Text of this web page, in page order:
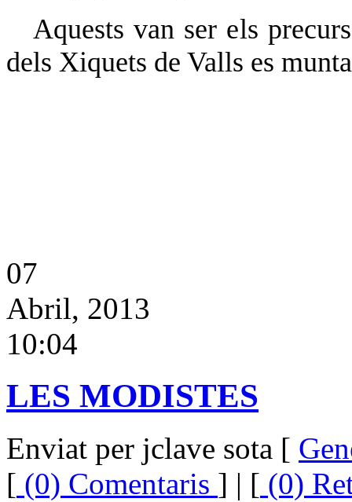
Aquests van ser els
dels Xiquets de Valls es
07
Abril, 2013
10:04
LES MODISTES
Enviat per jclave sota [
[ (0) Comentaris ] | [ (0)